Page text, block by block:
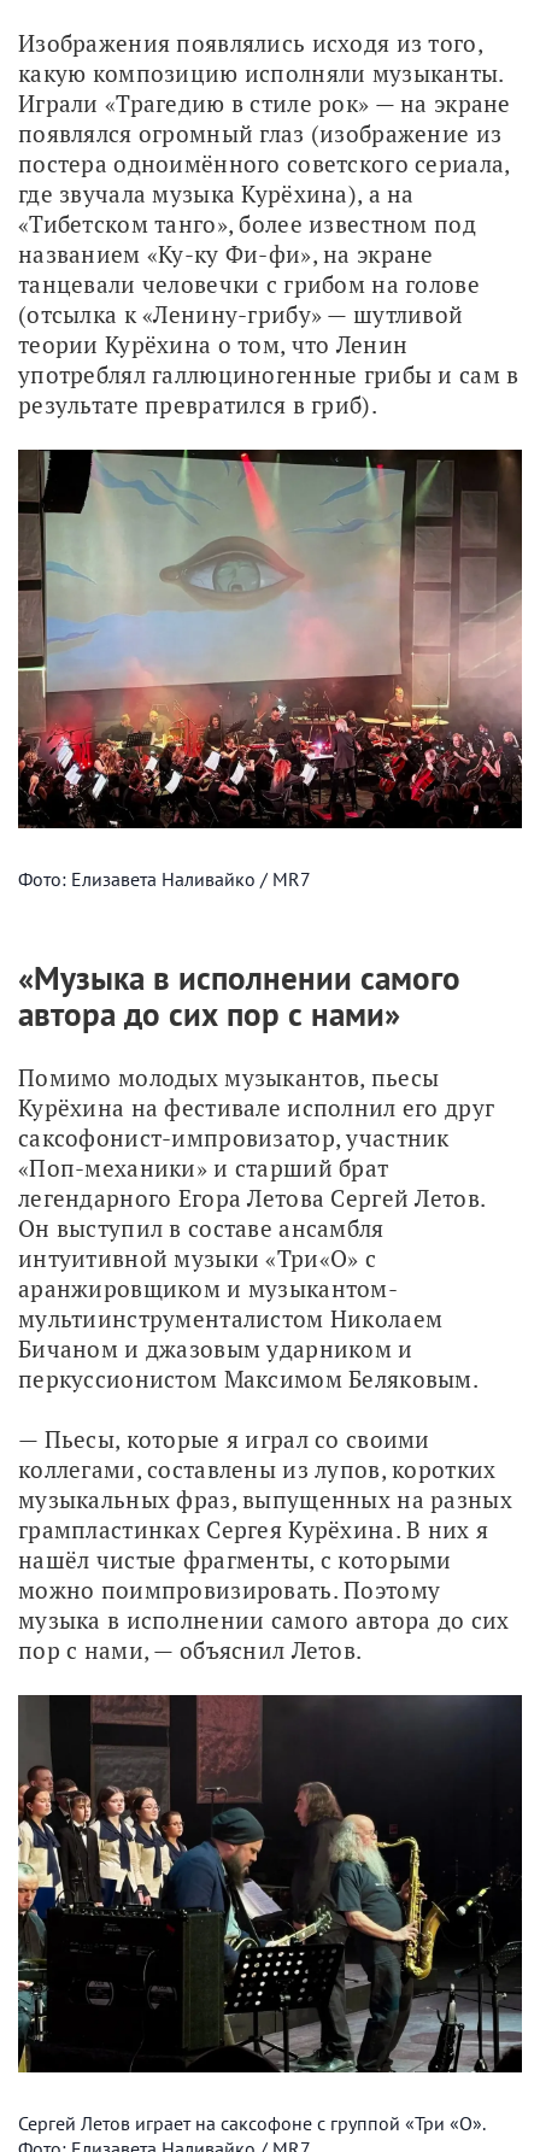
Изображения появлялись исходя из того,
какую композицию исполняли музыканты.
Играли «Трагедию в стиле рок» — на экране
появлялся огромный глаз (изображение из
постера одноимённого советского сериала,
где звучала музыка Курёхина), а на
«Тибетском танго», более известном под
названием «Ку-ку Фи-фи», на экране
танцевали человечки с грибом на голове
(отсылка к «Ленину-грибу» — шутливой
теории Курёхина о том, что Ленин
употреблял галлюциногенные грибы и сам в
результате превратился в гриб).
Фото: Елизавета Наливайко / MR7
«Музыка в исполнении самого
автора до сих пор с нами»
Помимо молодых музыкантов, пьесы
Курёхина на фестивале исполнил его друг
саксофонист-импровизатор, участник
«Поп-механики» и старший брат
легендарного Егора Летова Сергей Летов.
Он выступил в составе ансамбля
интуитивной музыки «Три«О» с
аранжировщиком и музыкантом-
мультиинструменталистом Николаем
Бичаном и джазовым ударником и
перкуссионистом Максимом Беляковым.
— Пьесы, которые я играл со своими
коллегами, составлены из лупов, коротких
музыкальных фраз, выпущенных на разных
грампластинках Сергея Курёхина. В них я
нашёл чистые фрагменты, с которыми
можно поимпровизировать. Поэтому
музыка в исполнении самого автора до сих
пор с нами, — объяснил Летов.
Сергей Летов играет на саксофоне с группой «Три «О».